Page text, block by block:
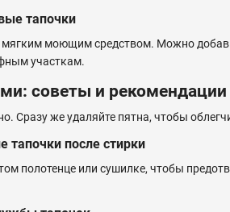
тапочки
моющим средством. Можно
участкам.
советы и рекомендации
Сразу же удаляйте пятна, чтобы
тапочки после стирки
полотенце или сушилке, чтобы